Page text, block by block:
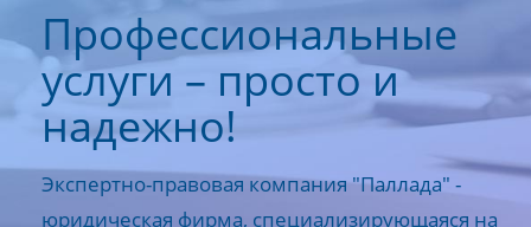
Профессиональные
услуги – просто и
надежно!
Экспертно-правовая компания "Паллада" -
юридическая фирма, специализирующаяся на